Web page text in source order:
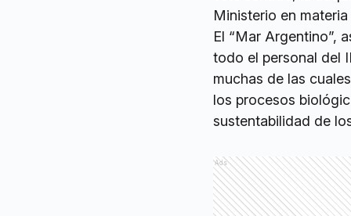
Ministerio en
El “Mar Argentino”,
todo el personal del
muchas de las
los procesos
sustentabilidad de
Ads